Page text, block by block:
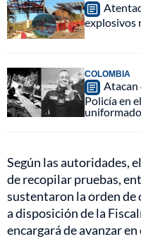
explosivos
COLOMBIA
Atacan
Policía en
Según las autoridades,
de recopilar pruebas,
sustentaron la orden de
a disposición de la
encargará de avanzar